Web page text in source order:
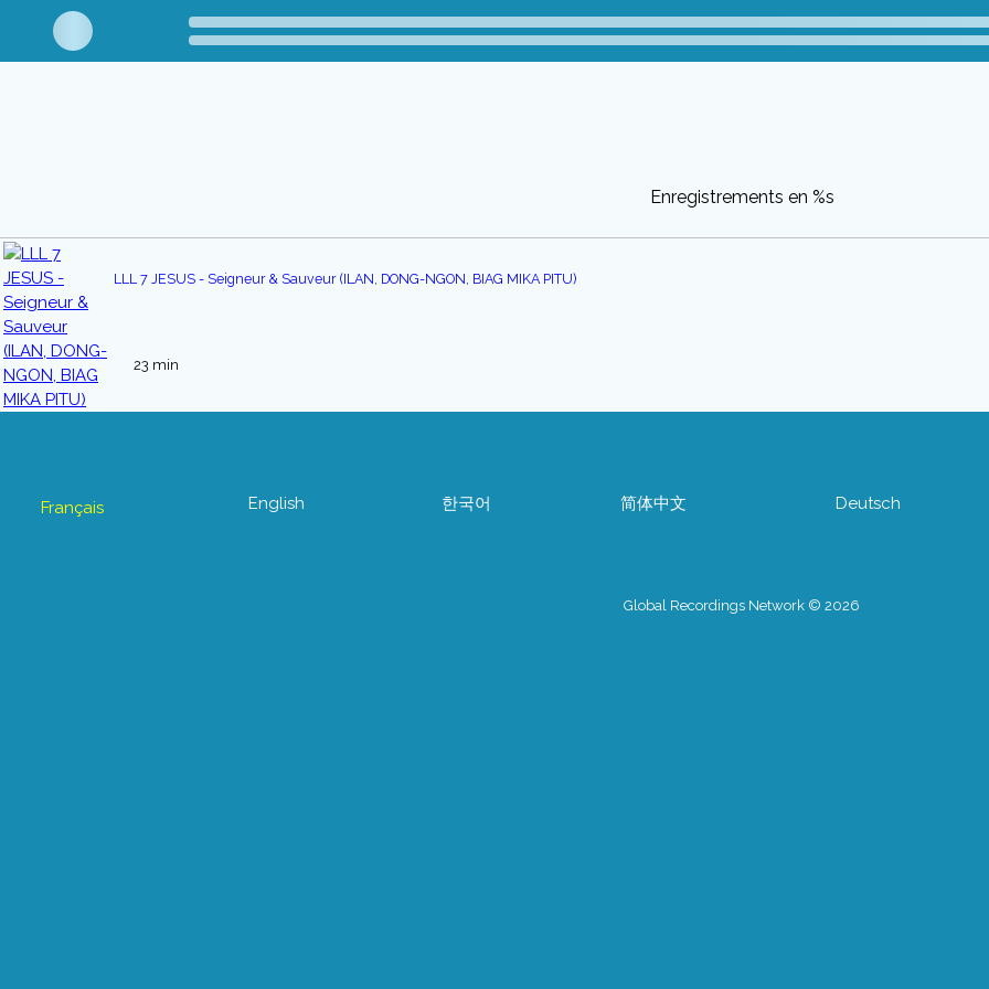
Enregistrements en %s
LLL 7 JESUS - Seigneur & Sauveur (ILAN, DONG-NGON, BIAG MIKA PITU)
23 min
Français English 한국어 简体中文 Deutsch
Global Recordings Network © 2026